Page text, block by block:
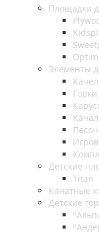
Площадки
Элементы
Горки
Детские
Titan
Канатные
Детские